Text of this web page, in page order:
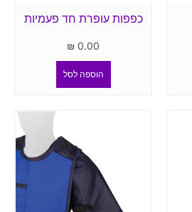
כפפות עופרת חד פעמיות
0.00
₪
הוספה לסל